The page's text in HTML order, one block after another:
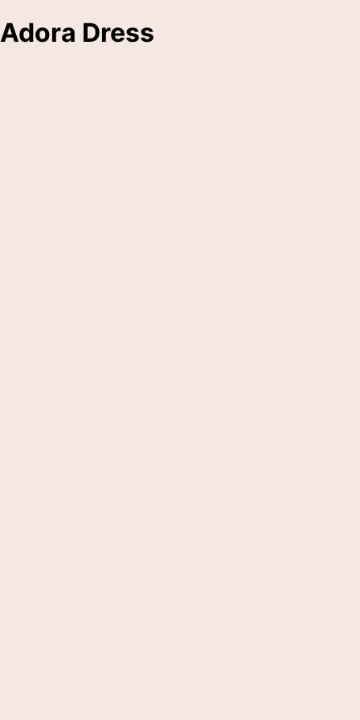
Adora Dress